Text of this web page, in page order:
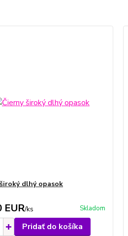
dlhý opasok
EUR/ks Skladom
Pridať do košíka